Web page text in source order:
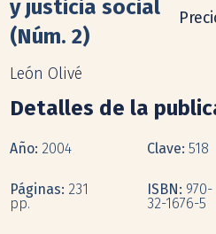
y justicia social
(Núm. 2)
León Olivé
Detalles de la
Año: 2004
Páginas: 231
pp.
Clave: 518
ISBN: 970-
32-1676-5